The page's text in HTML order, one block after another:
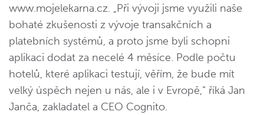
www.mojelekarna.cz. „Při vývoji jsme využili naše
bohaté zkušenosti z vývoje transakčních a
platebních systémů, a proto jsme byli schopni
aplikaci dodat za necelé 4 měsíce. Podle počtu
hotelů, které aplikaci testují, věřím, že bude mít
velký úspěch nejen u nás, ale i v Evropě,“ říká Jan
Janča, zakladatel a CEO Cognito.